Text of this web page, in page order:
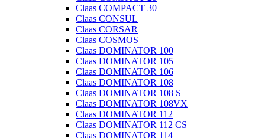
Claas COMPACT 30
Claas CONSUL
Claas CORSAR
Claas COSMOS
Claas DOMINATOR 100
Claas DOMINATOR 105
Claas DOMINATOR 106
Claas DOMINATOR 108
Claas DOMINATOR 108 S
Claas DOMINATOR 108VX
Claas DOMINATOR 112
Claas DOMINATOR 112 CS
Claas DOMINATOR 114